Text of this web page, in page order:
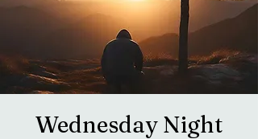
Wednesday Night